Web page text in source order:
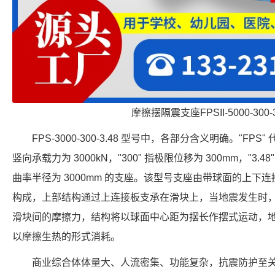
摩擦摆隔震支座FPSII-5000-300-
FPS-3000-300-3.48 型号中，各部分含义明确。"FPS"
竖向承载力为 3000kN，"300" 指极限位移为 300mm，
曲率半径为 3000mm 的支座。该型号支座由带球面的上下
构成，上部结构通过上连接板支承在滑块上，当地震发生时
滑块间的摩擦力，结构将以球面中心距为摆长作摆式运动，
以摩擦生热的形式消耗。
商业综合体体量大、人流密集、功能复杂，抗震防护至